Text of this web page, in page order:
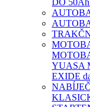
DO 50Ah
YUASA
EXIDE